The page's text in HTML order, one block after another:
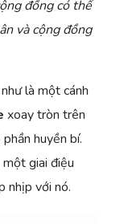
đồng có thể
và cộng đồng
là một cánh
xoay tròn trên
huyền bí.
giai điệu
nhịp với nó.